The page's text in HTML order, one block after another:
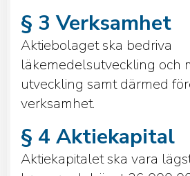
§ 3 Verksamhet
Aktiebolaget ska bedriva
läkemedelsutveckling och
utveckling samt därmed
verksamhet.
§ 4 Aktiekapital
Aktiekapitalet ska vara